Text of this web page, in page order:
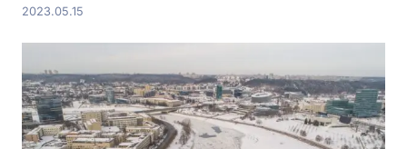
2023.05.15